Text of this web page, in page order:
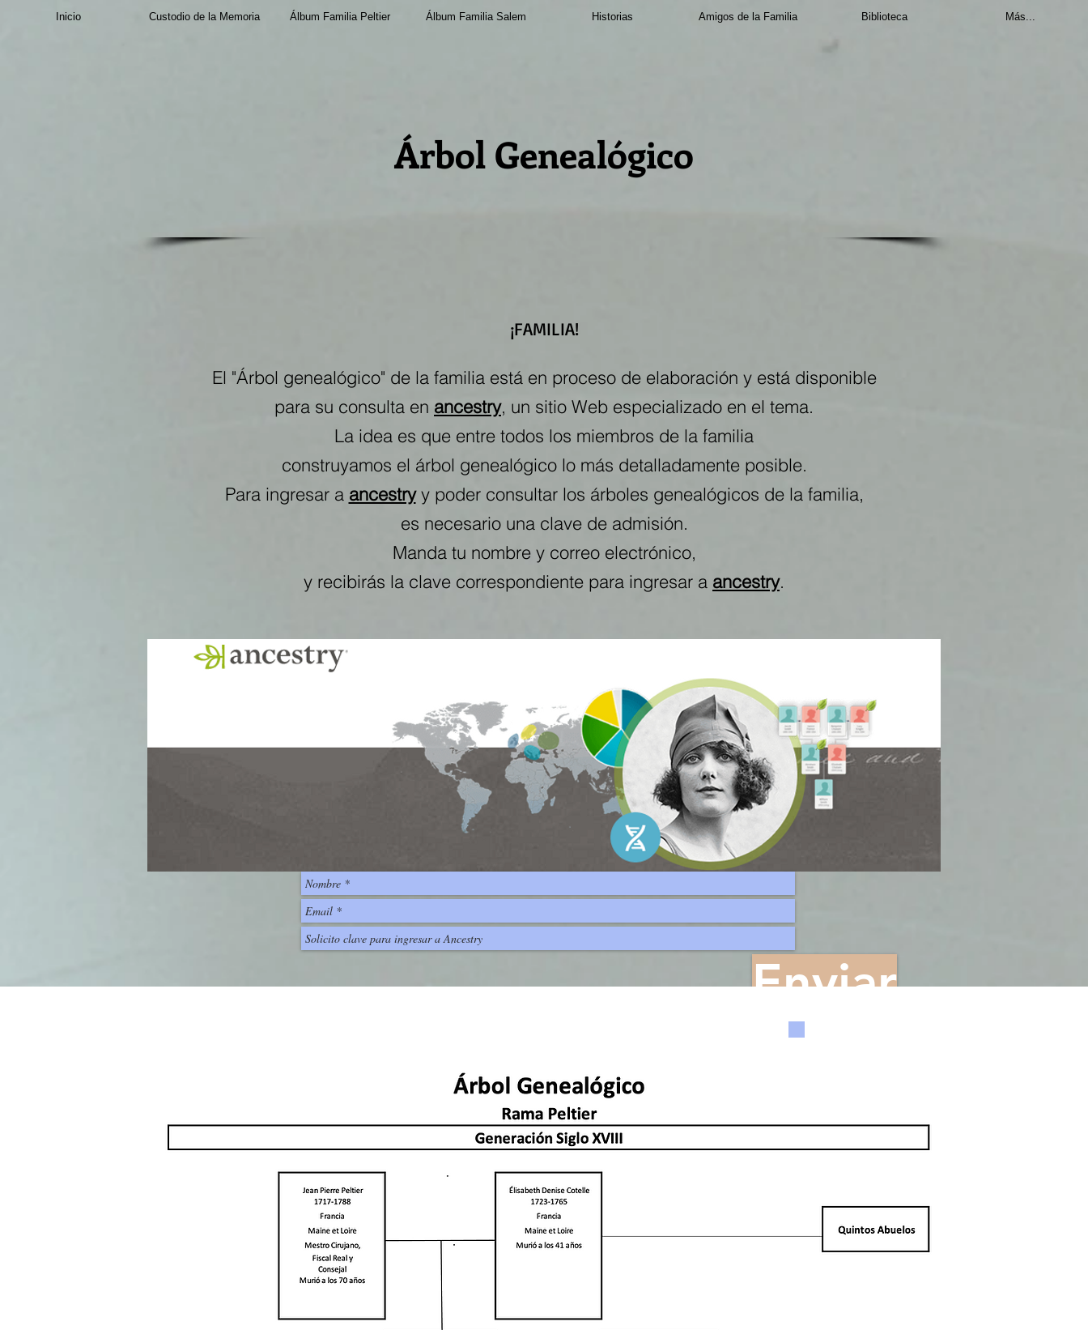
Inicio Custodio de la Memoria Álbum Familia Peltier Álbum Familia Salem Historias Amigos de la Familia Biblioteca Más...
Árbol Genealógico
¡FAMILIA!
El "Árbol genealógico" de la familia está en proceso de elaboración y está disponible
para su consulta en ancestry, un sitio Web especializado en el tema.
La idea es que entre todos los miembros de la familia
construyamos el árbol genealógico lo más detalladamente posible.
Para ingresar a ancestryy poder consultar los árboles genealógicos de la familia,
es necesario una clave de admisión.
Manda tu nombre y correo electrónico,
y recibirás la clave correspondiente para ingresar a ancestry.
Enviar